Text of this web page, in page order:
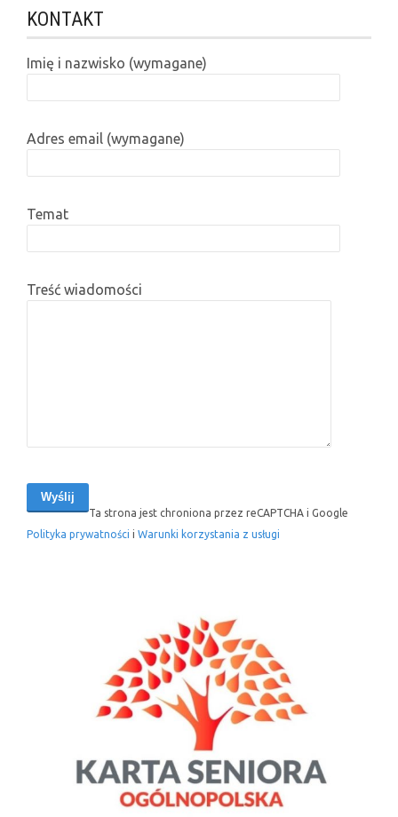
KONTAKT
Imię i nazwisko (wymagane)
Adres email (wymagane)
Temat
Treść wiadomości
Ta strona jest chroniona przez reCAPTCHA i Google
Polityka prywatności i Warunki korzystania z usługi